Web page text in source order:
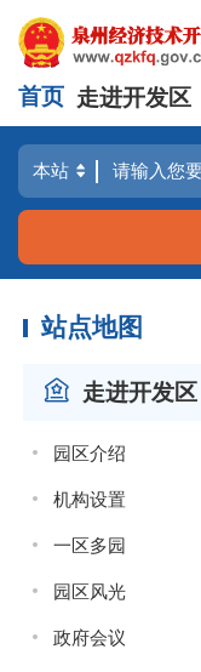
首页 走进开发区
站点地图
走进开发区
园区介绍
机构设置
一区多园
园区风光
政府会议